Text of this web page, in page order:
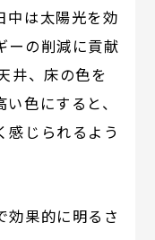
中は太陽光を効
ーの削減に貢献
井、床の色を
色にすると、
感じられるよう
効果的に明るさ